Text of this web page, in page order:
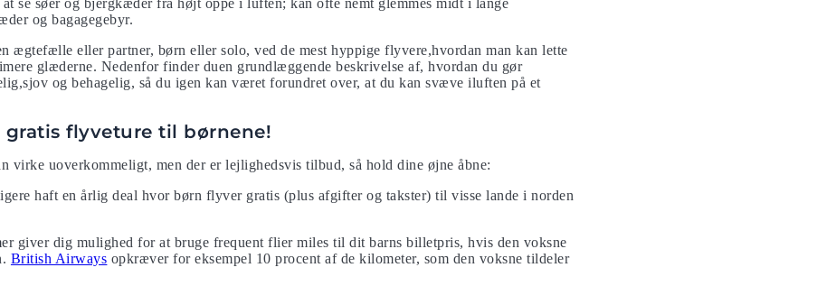
se søer og bjergkæder fra højt oppe i luften; kan ofte nemt glemmes midt i lange
og bagagegebyr.
ægtefælle eller partner, børn eller solo, ved de mest hyppige flyvere,hvordan man kan lette
glæderne. Nedenfor finder duen grundlæggende beskrivelse af, hvordan du gør
og behagelig, så du igen kan været forundret over, at du kan svæve iluften på et
gratis flyveture til børnene!
virke uoverkommeligt, men der er lejlighedsvis tilbud, så hold dine øjne åbne:
haft en årlig deal hvor børn flyver gratis (plus afgifter og takster) til visse lande i norden
giver dig mulighed for at bruge frequent flier miles til dit barns billetpris, hvis den voksne
British Airways opkræver for eksempel 10 procent af de kilometer, som den voksne tildeler